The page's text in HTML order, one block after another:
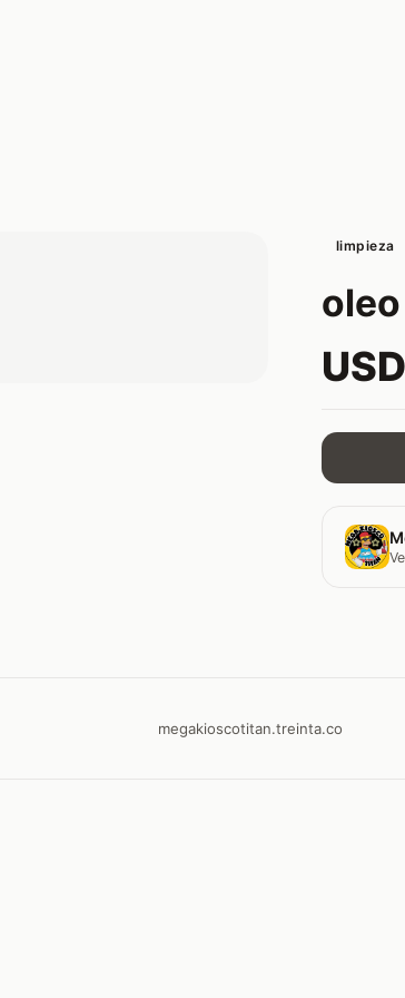
limpieza
megakioscotitan.treinta.co